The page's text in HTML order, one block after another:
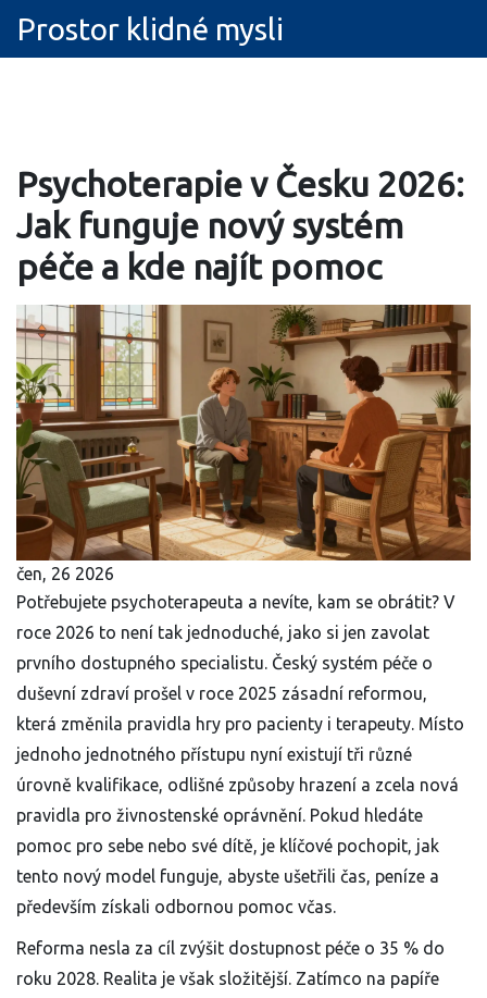
Prostor klidné mysli
Psychoterapie v Česku 2026:
Jak funguje nový systém
péče a kde najít pomoc
čen, 26 2026
Potřebujete psychoterapeuta a nevíte, kam se obrátit? V
roce 2026 to není tak jednoduché, jako si jen zavolat
prvního dostupného specialistu. Český systém péče o
duševní zdraví prošel v roce 2025 zásadní reformou,
která změnila pravidla hry pro pacienty i terapeuty. Místo
jednoho jednotného přístupu nyní existují tři různé
úrovně kvalifikace, odlišné způsoby hrazení a zcela nová
pravidla pro živnostenské oprávnění. Pokud hledáte
pomoc pro sebe nebo své dítě, je klíčové pochopit, jak
tento nový model funguje, abyste ušetřili čas, peníze a
především získali odbornou pomoc včas.
Reforma nesla za cíl zvýšit dostupnost péče o 35 % do
roku 2028. Realita je však složitější. Zatímco na papíře